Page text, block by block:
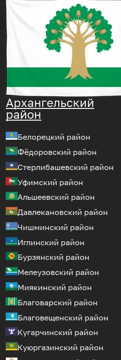
Архангельский
район
Белорецкий район
Фёдоровский район
Стерлибашевский район
Уфимский район
Альшеевский район
Давлекановский район
Чишминский район
Иглинский район
Бурзянский район
Мелеузовский район
Миякинский район
Благоварский район
Благовещенский район
Кугарчинский район
Куюргазинский район